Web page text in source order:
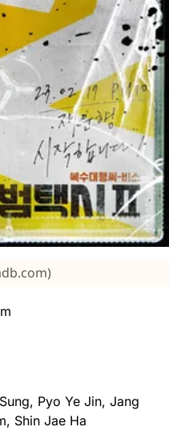
Pyo Ye Jin, Jang
Shin Jae Ha